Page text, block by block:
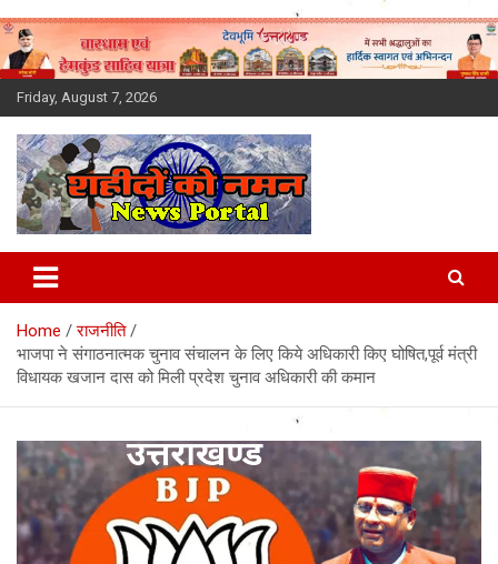
Skip
to
content
Friday, August 7, 2026
Latest News Today, Breaking
News, Uttarakhand News in
Hindi
Home
राजनीति
भाजपा ने संगाठनात्मक चुनाव संचालन के लिए किये अधिकारी किए घोषित,पूर्व मंत्री
विधायक खजान दास को मिली प्रदेश चुनाव अधिकारी की कमान